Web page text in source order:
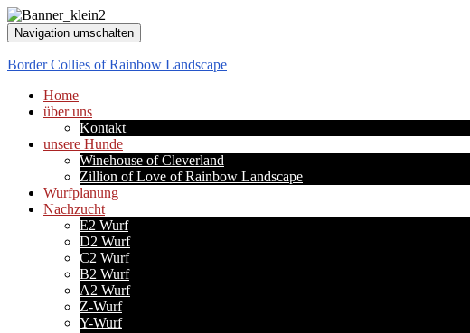
Navigation umschalten
Border Collies of Rainbow Landscape
Home
über uns
Kontakt
unsere Hunde
Winehouse of Cleverland
Zillion of Love of Rainbow Landscape
Wurfplanung
Nachzucht
E2 Wurf
D2 Wurf
C2 Wurf
B2 Wurf
A2 Wurf
Z-Wurf
Y-Wurf